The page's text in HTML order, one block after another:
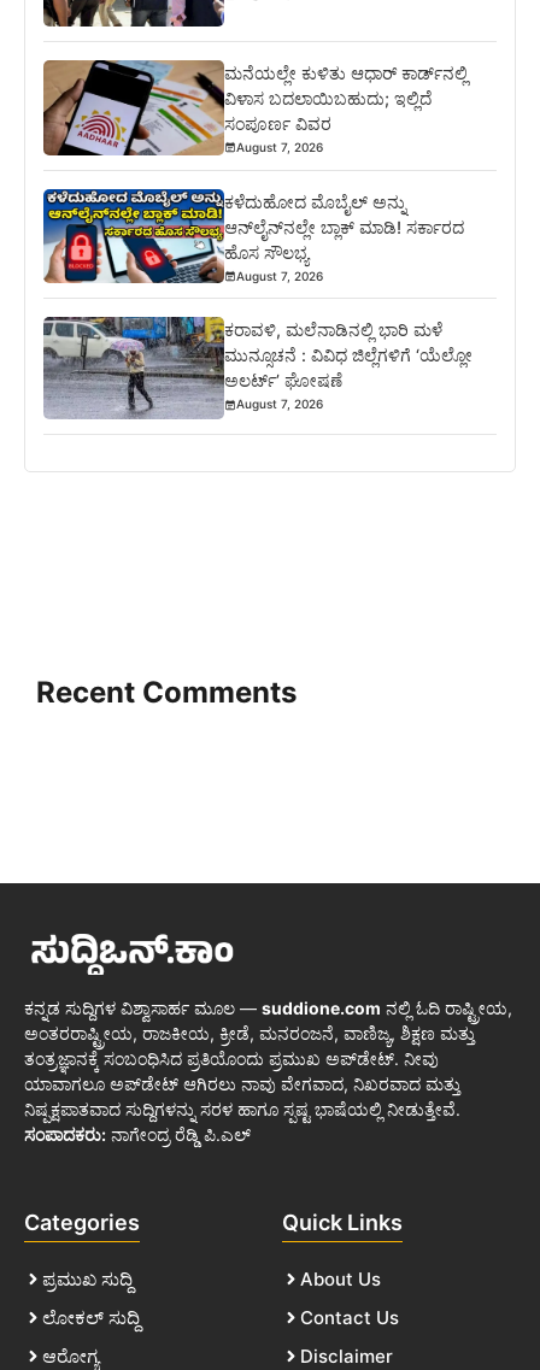
ಮನೆಯಲ್ಲೇ ಕುಳಿತು ಆಧಾರ್ ಕಾರ್ಡ್‌ನಲ್ಲಿ
ವಿಳಾಸ ಬದಲಾಯಿಬಹುದು; ಇಲ್ಲಿದೆ
ಸಂಪೂರ್ಣ ವಿವರ
August 7, 2026
ಕಳೆದುಹೋದ ಮೊಬೈಲ್ ಅನ್ನು
ಆನ್‌ಲೈನ್‌ನಲ್ಲೇ ಬ್ಲಾಕ್ ಮಾಡಿ! ಸರ್ಕಾರದ
ಹೊಸ ಸೌಲಭ್ಯ
August 7, 2026
ಕರಾವಳಿ, ಮಲೆನಾಡಿನಲ್ಲಿ ಭಾರಿ ಮಳೆ
ಮುನ್ಸೂಚನೆ : ವಿವಿಧ ಜಿಲ್ಲೆಗಳಿಗೆ ‘ಯೆಲ್ಲೋ
ಅಲರ್ಟ್’ ಘೋಷಣೆ
August 7, 2026
Recent Comments
ಕನ್ನಡ ಸುದ್ದಿಗಳ ವಿಶ್ವಾಸಾರ್ಹ ಮೂಲ — suddione.com ನಲ್ಲಿ ಓದಿ ರಾಷ್ಟ್ರೀಯ,
ಅಂತರರಾಷ್ಟ್ರೀಯ, ರಾಜಕೀಯ, ಕ್ರೀಡೆ, ಮನರಂಜನೆ, ವಾಣಿಜ್ಯ, ಶಿಕ್ಷಣ ಮತ್ತು
ತಂತ್ರಜ್ಞಾನಕ್ಕೆ ಸಂಬಂಧಿಸಿದ ಪ್ರತಿಯೊಂದು ಪ್ರಮುಖ ಅಪ್‌ಡೇಟ್. ನೀವು
ಯಾವಾಗಲೂ ಅಪ್‌ಡೇಟ್ ಆಗಿರಲು ನಾವು ವೇಗವಾದ, ನಿಖರವಾದ ಮತ್ತು
ನಿಷ್ಪಕ್ಷಪಾತವಾದ ಸುದ್ದಿಗಳನ್ನು ಸರಳ ಹಾಗೂ ಸ್ಪಷ್ಟ ಭಾಷೆಯಲ್ಲಿ ನೀಡುತ್ತೇವೆ.
ಸಂಪಾದಕರು: ನಾಗೇಂದ್ರ ರೆಡ್ಡಿ ಪಿ.ಎಲ್
Categories
ಪ್ರಮುಖ ಸುದ್ದಿ
ಲೋಕಲ್ ಸುದ್ದಿ
ಆರೋಗ್ಯ
Quick Links
About Us
Contact Us
Disclaimer